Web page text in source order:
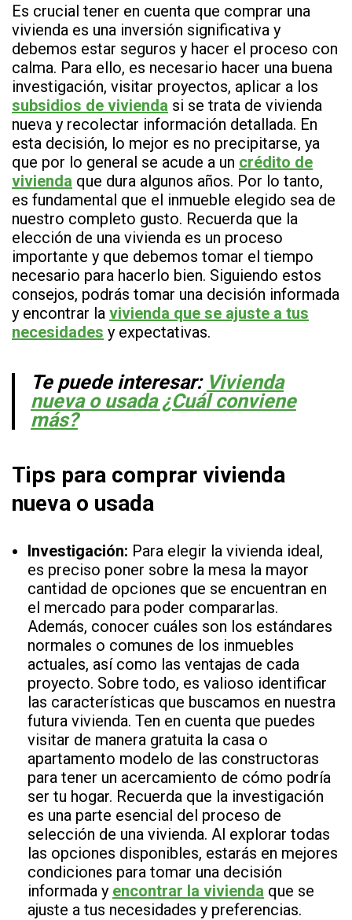
Es crucial tener en cuenta que comprar una
vivienda es una inversión significativa y
debemos estar seguros y hacer el proceso con
calma. Para ello, es necesario hacer una buena
investigación, visitar proyectos, aplicar a los
subsidios de vivienda si se trata de vivienda
nueva y recolectar información detallada. En
esta decisión, lo mejor es no precipitarse, ya
que por lo general se acude a un crédito de
vivienda que dura algunos años. Por lo tanto,
es fundamental que el inmueble elegido sea de
nuestro completo gusto. Recuerda que la
elección de una vivienda es un proceso
importante y que debemos tomar el tiempo
necesario para hacerlo bien. Siguiendo estos
consejos, podrás tomar una decisión informada
y encontrar la vivienda que se ajuste a tus
necesidades y expectativas.
Te puede interesar: Vivienda
nueva o usada ¿Cuál conviene
más?
Tips para comprar vivienda
nueva o usada
Investigación: Para elegir la vivienda ideal,
es preciso poner sobre la mesa la mayor
cantidad de opciones que se encuentran en
el mercado para poder compararlas.
Además, conocer cuáles son los estándares
normales o comunes de los inmuebles
actuales, así como las ventajas de cada
proyecto. Sobre todo, es valioso identificar
las características que buscamos en nuestra
futura vivienda. Ten en cuenta que puedes
visitar de manera gratuita la casa o
apartamento modelo de las constructoras
para tener un acercamiento de cómo podría
ser tu hogar. Recuerda que la investigación
es una parte esencial del proceso de
selección de una vivienda. Al explorar todas
las opciones disponibles, estarás en mejores
condiciones para tomar una decisión
informada y encontrar la vivienda que se
ajuste a tus necesidades y preferencias.